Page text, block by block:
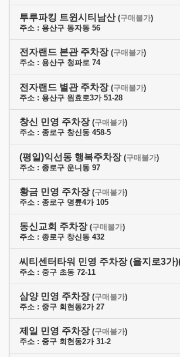
투루파킹 트윈시티남산 (구매불가)
주소 : 용산구 동자동 56
전자랜드 본관 주차장 (구매불가)
주소 : 용산구 청파로 74
전자랜드 별관 주차장 (구매불가)
주소 : 용산구 원효로3가 51-28
창신 민영 주차장 (구매불가)
주소 : 종로구 창신동 458-5
(평일)익선동 행복주차장 (구매불가)
주소 : 종로구 운니동 97
황금 민영 주차장 (구매불가)
주소 : 종로구 명륜4가 105
동신교회 주차장 (구매불가)
주소 : 종로구 창신동 432
주소 : 중구 초동 72-11
삼양 민영 주차장 (구매불가)
주소 : 중구 회현동2가 27
제일 민영 주차장 (구매불가)
주소 : 중구 회현동2가 31-2